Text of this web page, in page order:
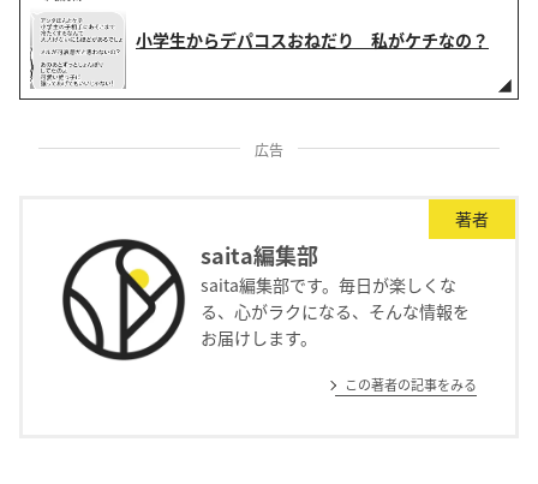
小学生からデパコスおねだり 私がケチなの？
広告
著者
saita編集部
saita編集部です。毎日が楽しくな
る、心がラクになる、そんな情報を
お届けします。
この著者の記事をみる